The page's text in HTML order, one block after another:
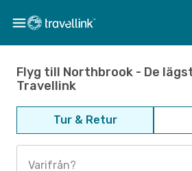
Flyg till Northbrook - De
Travellink
Tur & Retur
Varifrån?